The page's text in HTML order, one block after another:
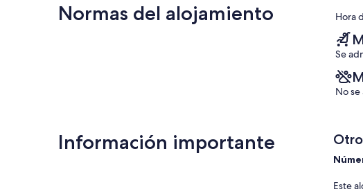
BBQ
★
(8 comentarios)
Tub
Berkeley
(8 comentarios)
Normas del alojamiento Hora
Se
No
Información importante
Este